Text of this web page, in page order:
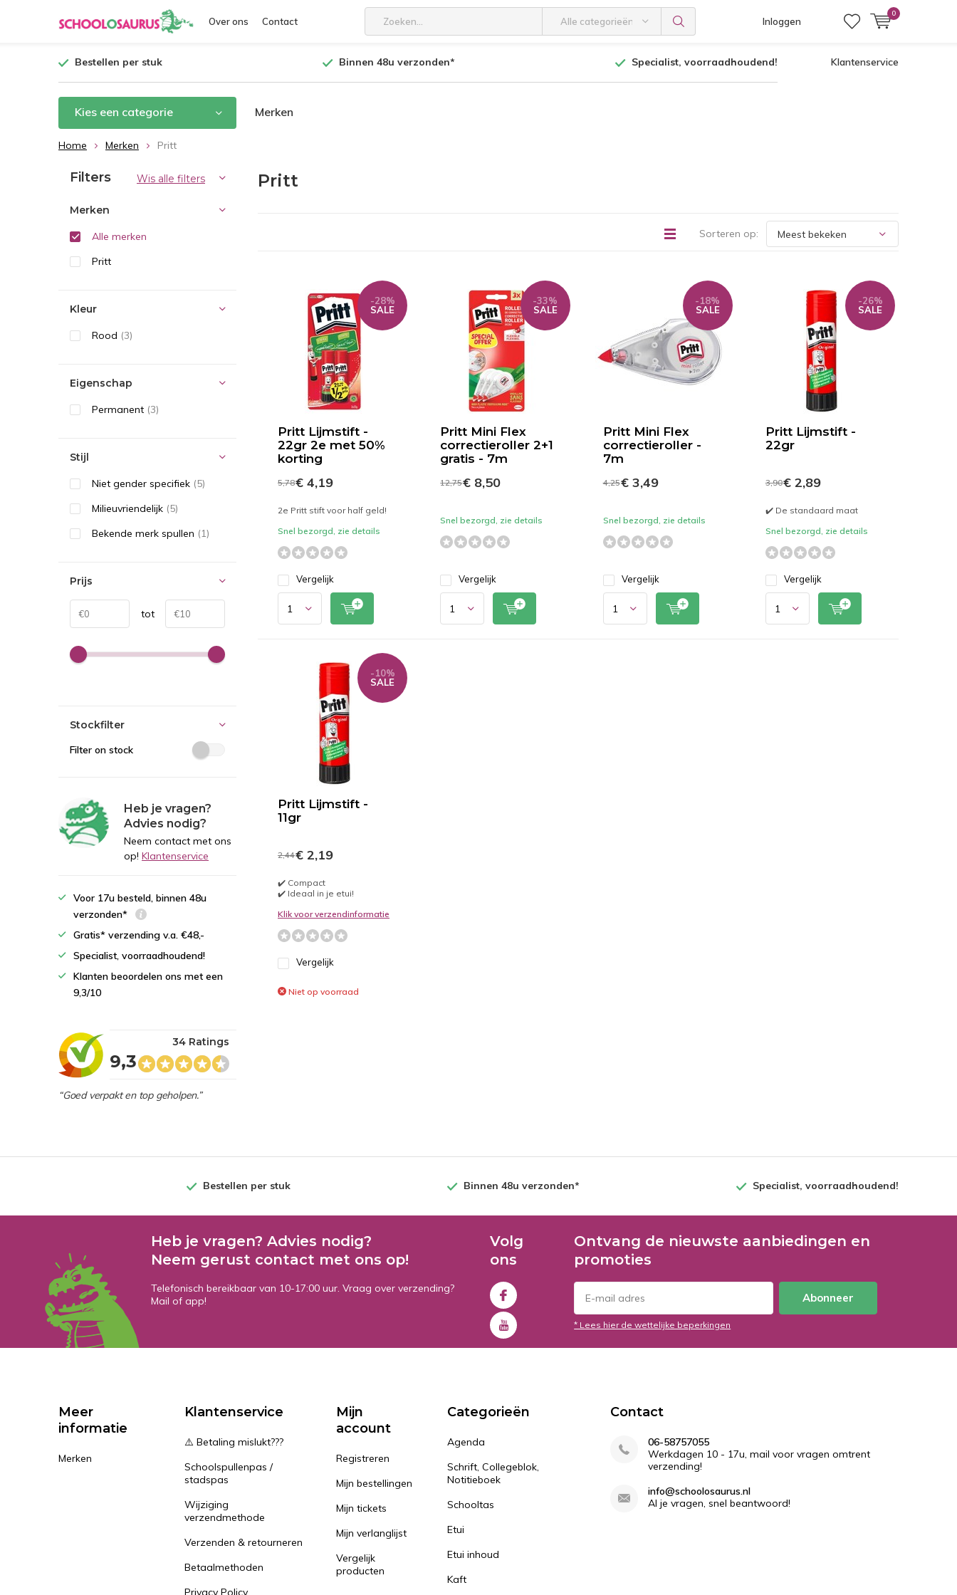
Over ons Contact Alle categorieën Inloggen
0
Bestellen per stuk Binnen 48u verzonden* Specialist, voorraadhoudend! Klantenservice
Kies een categorie Merken
Home Merken Pritt
Pritt
Sorteren op:
Pritt Lijmstift -
22gr 2e met 50%
korting
-28%
SALE
5,78€ 4,19
2e Pritt stift voor half geld!
Snel bezorgd, zie details
Vergelijk
Pritt Mini Flex
correctieroller 2+1
gratis - 7m
-33%
SALE
12,75€ 8,50
Snel bezorgd, zie details
Vergelijk
Pritt Mini Flex
correctieroller -
7m
-18%
SALE
4,25€ 3,49
Snel bezorgd, zie details
Vergelijk
Pritt Lijmstift -
22gr
-26%
SALE
3,90€ 2,89
✔️ De standaard maat
Snel bezorgd, zie details
Vergelijk
Pritt Lijmstift -
11gr
-10%
SALE
2,44€ 2,19
✔️ Compact
✔️ Ideaal in je etui!
Klik voor verzendinformatie
Vergelijk
Niet op voorraad
Filters Wis alle filters
Merken
Alle merken
Pritt
Kleur
Rood (3)
Eigenschap
Permanent (3)
Stijl
Niet gender specifiek (5)
Milieuvriendelijk (5)
Bekende merk spullen (1)
Prijs
tot
Stockfilter
Filter on stock
Heb je vragen?
Advies nodig?
Neem contact met ons
op! Klantenservice
Voor 17u besteld, binnen 48u
verzonden*
Gratis* verzending v.a. €48,-
Specialist, voorraadhoudend!
Klanten beoordelen ons met een
9,3/10
9,3
34 Ratings
“Goed verpakt en top geholpen.”
Bestellen per stuk Binnen 48u verzonden* Specialist, voorraadhoudend!
Heb je vragen? Advies nodig?
Neem gerust contact met ons op!
Telefonisch bereikbaar van 10-17:00 uur. Vraag over verzending?
Mail of app!
Volg
ons
Ontvang de nieuwste aanbiedingen en
promoties
Abonneer
* Lees hier de wettelijke beperkingen
Meer
informatie
Merken
Klantenservice
⚠️ Betaling mislukt???
Schoolspullenpas /
stadspas
Wijziging
verzendmethode
Verzenden & retourneren
Betaalmethoden
Privacy Policy
Mijn
account
Registreren
Mijn bestellingen
Mijn tickets
Mijn verlanglijst
Vergelijk
producten
Categorieën
Agenda
Schrift, Collegeblok,
Notitieboek
Schooltas
Etui
Etui inhoud
Kaft
Contact
06-58757055
Werkdagen 10 - 17u, mail voor vragen omtrent
verzending!
info@schoolosaurus.nl
Al je vragen, snel beantwoord!